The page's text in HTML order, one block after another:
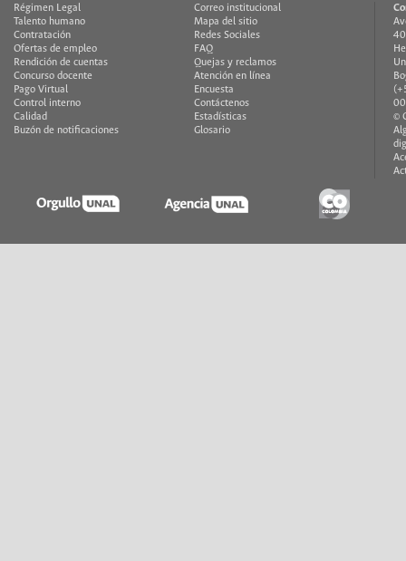
Régimen Legal
Talento humano
Contratación
Ofertas de empleo
Rendición de cuentas
Concurso docente
Pago Virtual
Control interno
Calidad
Buzón de notificaciones
Correo institucional
Mapa del sitio
Redes Sociales
FAQ
Quejas y reclamos
Atención en línea
Encuesta
Contáctenos
Estadísticas
Glosario
©